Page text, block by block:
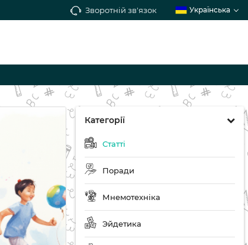
Зворотній зв'язок Українська
Категорії
Статті
Поради
Мнемотехніка
Эйдетика